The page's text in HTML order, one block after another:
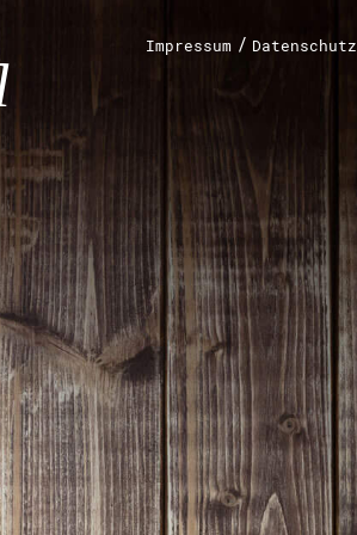
Impressum / Datenschutz